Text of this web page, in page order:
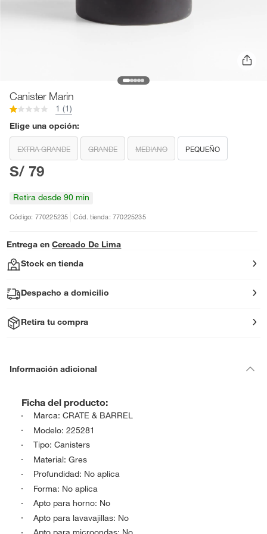
Canister Marin
1 (1)
Elige una opción:
EXTRA GRANDE GRANDE MEDIANO PEQUEÑO
S/ 79
Retira desde 90 min
Código: 770225235 Cód. tienda: 770225235
Entrega en Cercado De Lima
Stock en tienda
Despacho a domicilio
Retira tu compra
Información adicional
Ficha del producto:
Marca: CRATE & BARREL
Modelo: 225281
Tipo: Canisters
Material: Gres
Profundidad: No aplica
Forma: No aplica
Apto para horno: No
Apto para lavavajillas: No